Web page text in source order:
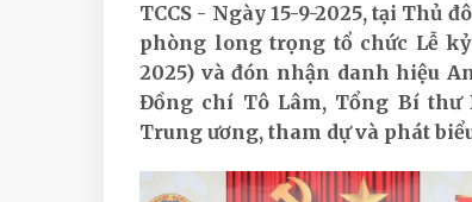
TCCS - Ngày 15-9-2025, tại Thủ
phòng long trọng tổ chức Lễ
2025) và đón nhận danh hiệu
Đồng chí Tô Lâm, Tổng Bí thư
Trung ương, tham dự và phát